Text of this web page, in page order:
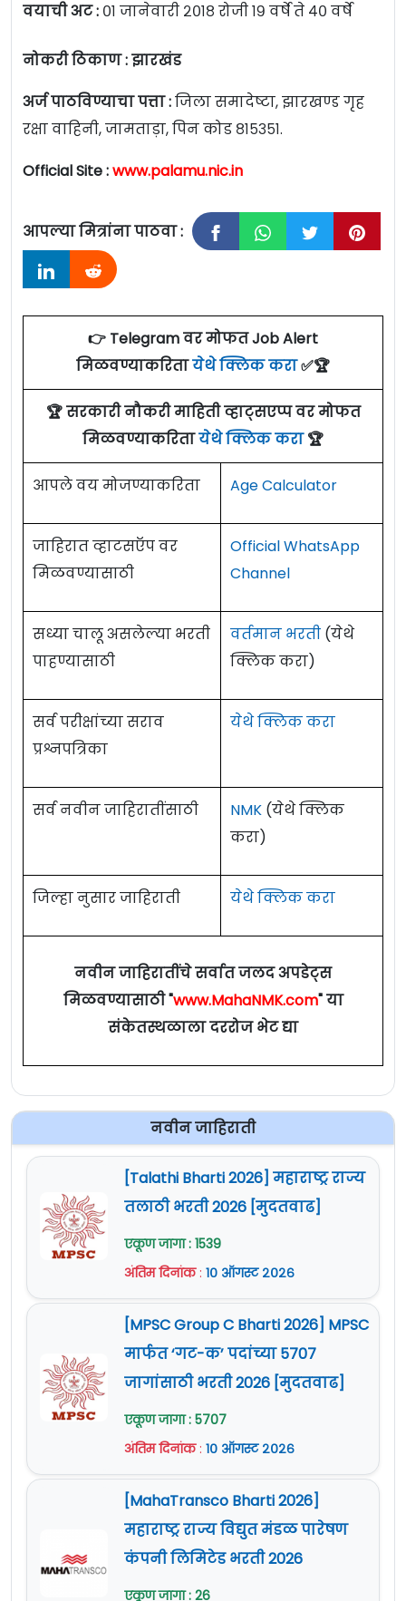
वयाची अट : ०१ जानेवारी २०१८ रोजी १९ वर्षे ते ४० वर्षे
नोकरी ठिकाण : झारखंड
अर्ज पाठविण्याचा पत्ता :जिला समादेष्टा, झारखण्ड गृह
रक्षा वाहिनी, जामताड़ा, पिन कोड ८१५३५१.
Official Site :www.palamu.nic.in
आपल्या मित्रांना पाठवा :
👉 Telegram वर मोफत Job Alert
मिळवण्याकरितायेथे क्लिक करा✅🏆
🏆 सरकारी नौकरी माहिती व्हाट्सएप्प वर मोफत
मिळवण्याकरितायेथे क्लिक करा🏆
आपले वय मोजण्याकरिता Age Calculator
जाहिरात व्हाटसऍप वर
मिळवण्यासाठी
Official WhatsApp
Channel
सध्या चालू असलेल्या भरती
पाहण्यासाठी
वर्तमान भरती (येथे
क्लिक करा)
सर्व परीक्षांच्या सराव
प्रश्नपत्रिका
येथे क्लिक करा
सर्व नवीन जाहिरातींसाठी NMK (येथे क्लिक
करा)
जिल्हा नुसार जाहिराती येथे क्लिक करा
नवीन जाहिरातींचे सर्वात जलद अपडेट्स
मिळवण्यासाठी "www.MahaNMK.com" या
संकेतस्थळाला दररोज भेट द्या
नवीन जाहिराती
[Talathi Bharti 2026] महाराष्ट्र राज्य
तलाठी भरती 2026 [मुदतवाढ]
एकूण जागा : 1539
अंतिम दिनांक: १० ऑगस्ट २०२६
[MPSC Group C Bharti 2026] MPSC
मार्फत ‘गट-क’ पदांच्या 5707
जागांसाठी भरती 2026 [मुदतवाढ]
एकूण जागा : 5707
अंतिम दिनांक: १० ऑगस्ट २०२६
[MahaTransco Bharti 2026]
महाराष्ट्र राज्य विद्युत मंडळ पारेषण
कंपनी लिमिटेड भरती 2026
एकूण जागा : 26